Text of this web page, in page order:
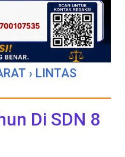
› LINTAS
Di SDN 8